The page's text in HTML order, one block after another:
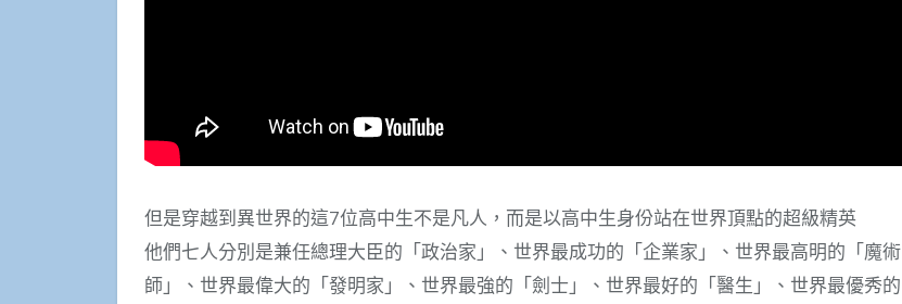
但是穿越到異世界的這7位高中生不是凡人，而是以高中生身份站在世界頂點的超級精英
他們七人分別是兼任總理大臣的「政治家」、世界最成功的「企業家」、世界最高明的「魔術
師」、世界最偉大的「發明家」、世界最強的「劍士」、世界最好的「醫生」、世界最優秀的